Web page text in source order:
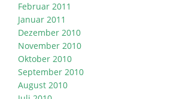
Februar 2011
Januar 2011
Dezember 2010
November 2010
Oktober 2010
September 2010
August 2010